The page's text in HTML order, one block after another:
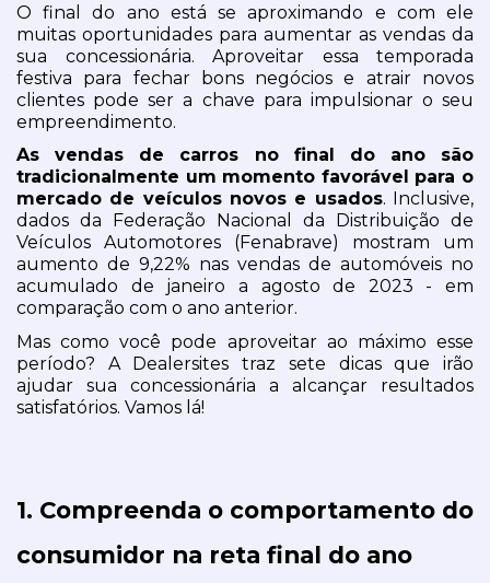
O final do ano está se aproximando e com ele
muitas oportunidades para aumentar as vendas da
sua concessionária. Aproveitar essa temporada
festiva para fechar bons negócios e atrair novos
clientes pode ser a chave para impulsionar o seu
empreendimento.
As vendas de carros no final do ano são
tradicionalmente um momento favorável para o
mercado de veículos novos e usados. Inclusive,
dados da Federação Nacional da Distribuição de
Veículos Automotores (Fenabrave) mostram um
aumento de 9,22% nas vendas de automóveis no
acumulado de janeiro a agosto de 2023 - em
comparação com o ano anterior.
Mas como você pode aproveitar ao máximo esse
período? A Dealersites traz sete dicas que irão
ajudar sua concessionária a alcançar resultados
satisfatórios. Vamos lá!
1. Compreenda o comportamento do
consumidor na reta final do ano